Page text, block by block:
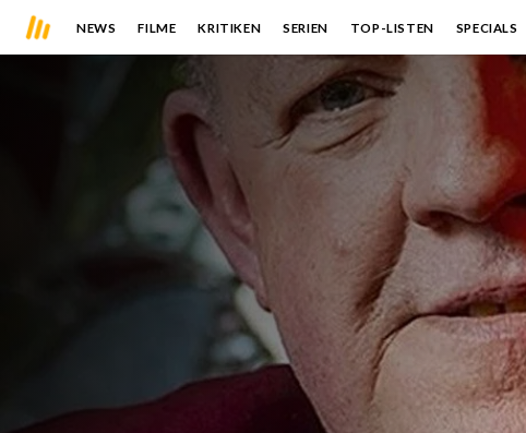
NEWS FILME KRITIKEN SERIEN TOP-LISTEN SPECIALS